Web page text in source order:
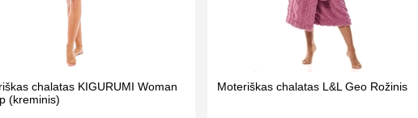
chalatas KIGURUMI Woman
(kreminis)
Moteriškas chalatas L&L Geo Rožinis